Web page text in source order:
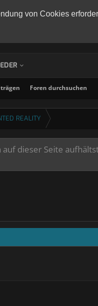
von Cookies
Foren durchsuchen
REALITY
dieser Seite